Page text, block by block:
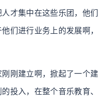
才集中在这些乐团，他们
们进行业务上的发展啊，
刚建立啊，掀起了一个建
投入，在整个音乐教育、